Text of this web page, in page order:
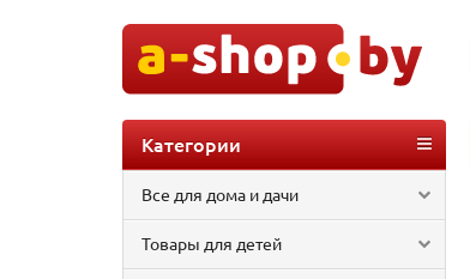
Категории
Все для дома и дачи
Товары для детей